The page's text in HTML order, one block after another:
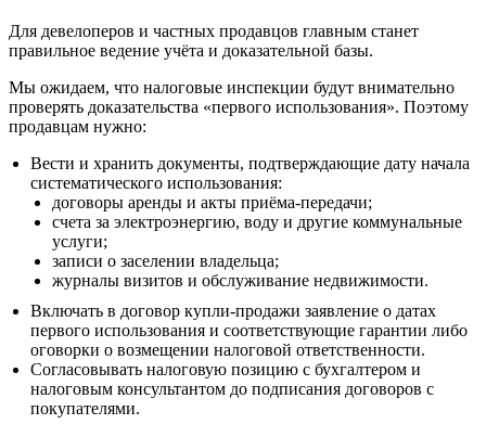
Для девелоперов и частных продавцов главным станет
правильное ведение учёта и доказательной базы.
Мы ожидаем, что налоговые инспекции будут внимательно
проверять доказательства «первого использования». Поэтому
продавцам нужно:
Вести и хранить документы, подтверждающие дату начала
систематического использования:
договоры аренды и акты приёма-передачи;
счета за электроэнергию, воду и другие коммунальные
услуги;
записи о заселении владельца;
журналы визитов и обслуживание недвижимости.
Включать в договор купли-продажи заявление о датах
первого использования и соответствующие гарантии либо
оговорки о возмещении налоговой ответственности.
Согласовывать налоговую позицию с бухгалтером и
налоговым консультантом до подписания договоров с
покупателями.